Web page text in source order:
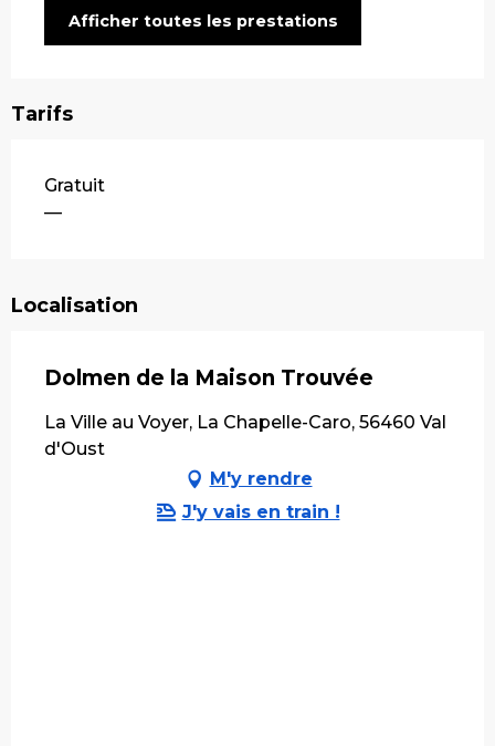
Afficher toutes les prestations
Tarifs
Tarifs 2026
Gratuit
—
Localisation
Dolmen de la Maison Trouvée
La Ville au Voyer, La Chapelle-Caro, 56460 Val
d'Oust
M'y rendre
J'y vais en train !